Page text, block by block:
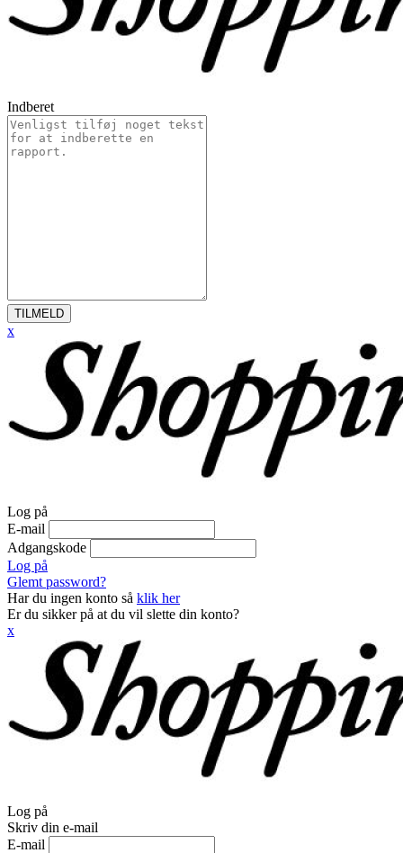
Indberet
TILMELD
x
Log på
E-mail
Adgangskode
Log på
Glemt password?
Har du ingen konto så klik her
Er du sikker på at du vil slette din konto?
x
Log på
Skriv din e-mail
E-mail